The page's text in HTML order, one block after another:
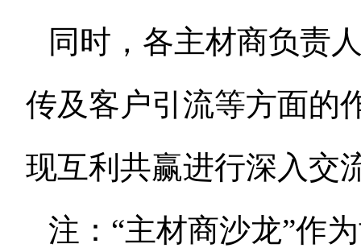
同时，各主材商负责
传及客户引流等方面的
现互利共赢进行深入交
注：“主材商沙龙”作